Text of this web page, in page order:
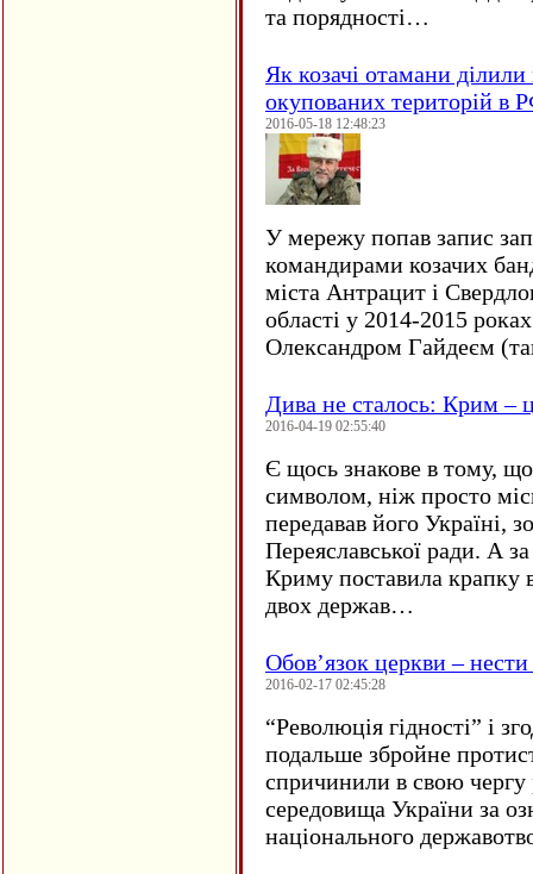
та порядності…
Як козачі отамани
окупованих територій в
2016-05-18 12:48:23
У мережу попав запис
командирами козачих
міста Антрацит і
області у 2014-2015
Олександром Гайдеєм
Дива не сталось: Крим –
2016-04-19 02:55:40
Є щось знакове в тому, що
символом, ніж просто
передавав його Україні,
Переяславської ради. А
Криму поставила крапку
двох держав…
Обов’язок церкви –
2016-02-17 02:45:28
“Революція гідності” і
подальше збройне
спричинили в свою чергу
середовища України за
національного